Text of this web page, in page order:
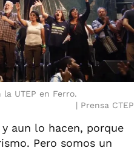
UTEP en Ferro.
Prensa CTEP
aun lo hacen, porque
Pero somos un